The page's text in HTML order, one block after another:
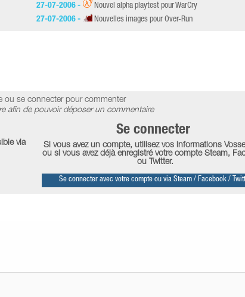
27-07-2006 -
Nouvel alpha playtest pour WarCry
27-07-2006 -
Nouvelles images pour Over-Run
ou se connecter pour commenter
afin de pouvoir déposer un commentaire
via
Se connecter
Si vous avez un compte, utilisez vos informations
ou si vous avez déjà enregistré votre compte Steam,
ou Twitter.
Se connecter avec votre compte ou via Steam / Facebook /